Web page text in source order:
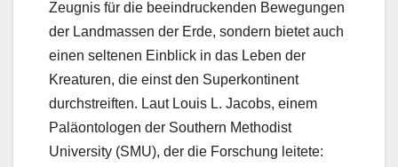
Zeugnis für die beeindruckenden Bewegungen
der Landmassen der Erde, sondern bietet auch
einen seltenen Einblick in das Leben der
Kreaturen, die einst den Superkontinent
durchstreiften. Laut Louis L. Jacobs, einem
Paläontologen der Southern Methodist
University (SMU), der die Forschung leitete: